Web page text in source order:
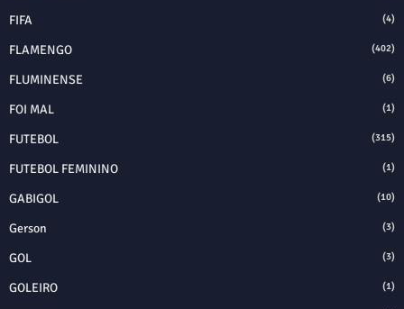
FIFA (4)
FLAMENGO (402)
FLUMINENSE (6)
FOI MAL (1)
FUTEBOL (315)
FUTEBOL FEMININO (1)
GABIGOL (10)
Gerson (3)
GOL (3)
GOLEIRO (1)